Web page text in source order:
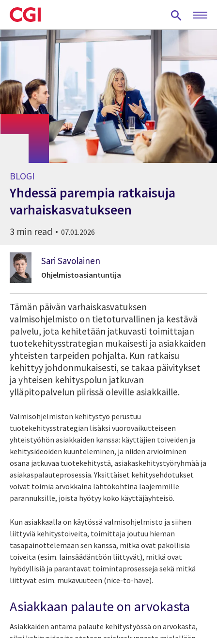
Skip
to
main
content
BLOGI
Yhdessä parempia ratkaisuja
varhaiskasvatukseen
3 min read 07.01.2026
Sari Savolainen
Ohjelmistoasiantuntija
Tämän päivän varhaiskasvatuksen
valmisohjelmisto on tietoturvallinen ja kestävä
palvelu, jota kehitetään jatkuvasti toimittajan
tuotekehitysstrategian mukaisesti ja asiakkaiden
yhteisten tarpeiden pohjalta. Kun ratkaisu
kehittyy johdonmukaisesti, se takaa päivitykset
ja yhteisen kehityspolun jatkuvan
ylläpitopalvelun piirissä oleville asiakkaille.
Valmisohjelmiston kehitystyö perustuu
tuotekehitysstrategian lisäksi vuorovaikutteiseen
yhteistyöhön asiakkaiden kanssa: käyttäjien toiveiden ja
kehitysideoiden kuunteleminen, ja niiden arvioiminen
osana jatkuvaa tuotekehitystä, asiakaskehitystyöryhmää ja
asiakaspalauteprosessia. Yksittäiset kehitysehdotukset
voivat toimia arvokkaina lähtökohtina laajemmille
parannuksille, joista hyötyy koko käyttäjäyhteisö.
Kun asiakkaalla on käytössä valmisohjelmisto ja siihen
liittyviä kehitystoiveita, toimittaja joutuu hieman
tasapainottelemaan sen kanssa, mitkä ovat pakollisia
toiveita (esim. lainsäädäntöön liittyvät), mitkä ovat
hyödyllisiä ja parantavat toimintaprosesseja sekä mitkä
liittyvät esim. mukavuuteen (nice-to-have).
Asiakkaan palaute on arvokasta
Asiakkaiden antama palaute kehitystyössä on arvokasta,